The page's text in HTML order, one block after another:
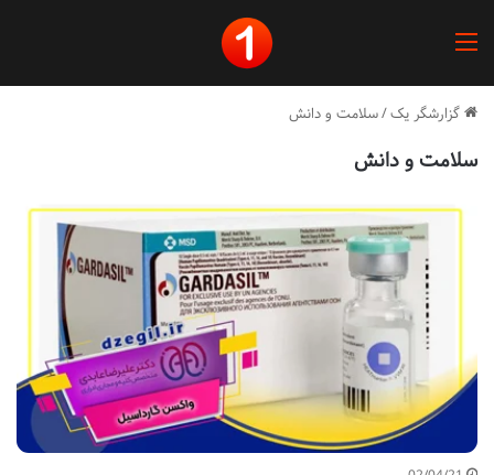
گزارشگر یک/سلامت و دانش
سلامت و دانش